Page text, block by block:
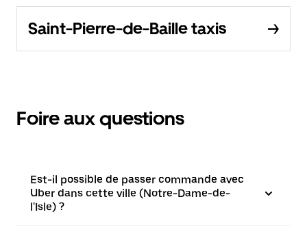
Saint-Pierre-de-Baille taxis
Foire aux questions
Est-il possible de passer commande avec
Uber dans cette ville (Notre-Dame-de-
l'Isle) ?